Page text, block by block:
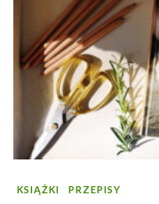
KSIĄŻKI PRZEPISY